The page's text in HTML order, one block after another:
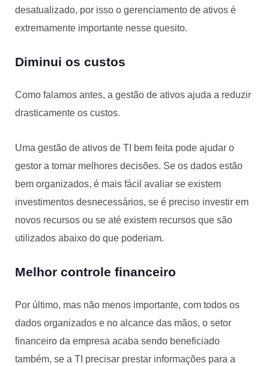
desatualizado, por isso o gerenciamento de ativos é
extremamente importante nesse quesito.
Diminui os custos
Como falamos antes, a gestão de ativos ajuda a reduzir
drasticamente os custos.
Uma gestão de ativos de TI bem feita pode ajudar o
gestor a tomar melhores decisões. Se os dados estão
bem organizados, é mais fácil avaliar se existem
investimentos desnecessários, se é preciso investir em
novos recursos ou se até existem recursos que são
utilizados abaixo do que poderiam.
Melhor controle financeiro
Por último, mas não menos importante, com todos os
dados organizados e no alcance das mãos, o setor
financeiro da empresa acaba sendo beneficiado
também, se a TI precisar prestar informações para a